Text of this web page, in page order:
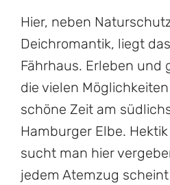
Hier, neben
Deichromantik, liegt
Fährhaus. Erleben und
die vielen
schöne Zeit am
Hamburger Elbe.
sucht man hier
jedem Atemzug